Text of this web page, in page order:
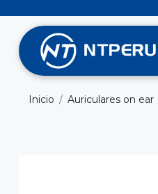
Inicio Auriculares on ear